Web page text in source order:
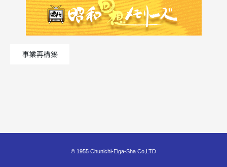
事業再構築
© 1955 Chunichi-Eiga-Sha Co,LTD